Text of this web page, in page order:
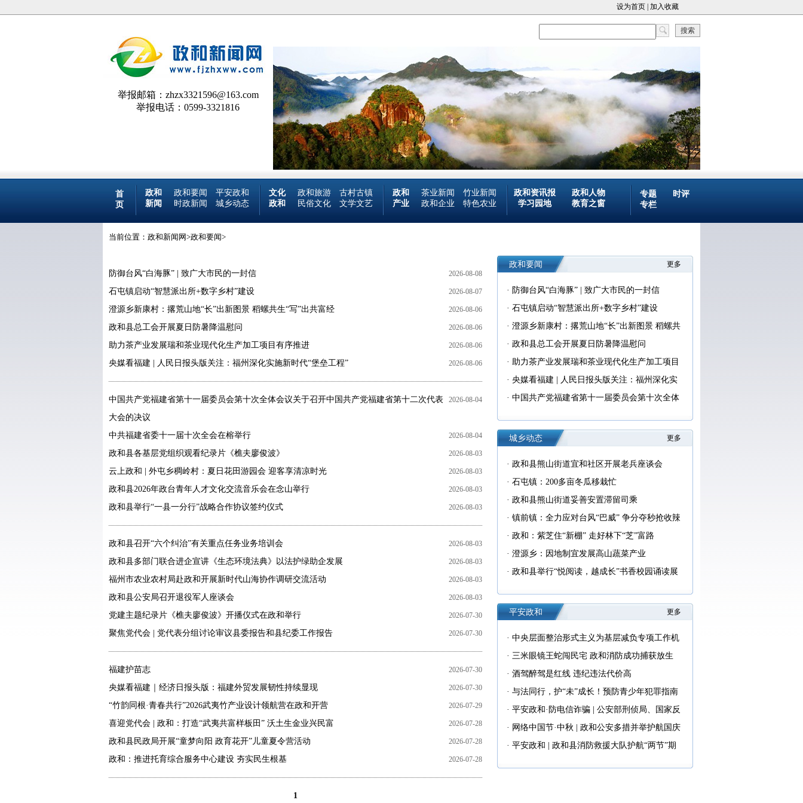
设为首页 加入收藏
搜索
举报邮箱：zhzx3321596@163.com
举报电话：0599-3321816
首
页
政和 政和要闻
平安政和
新闻
时政新闻 城乡动态
文化 政和旅游
古村古镇
政和
民俗文化 文学文艺
政和 茶业新闻
竹业新闻
产业
政和企业 特色农业
政和资讯报
政和人物
学习园地
教育之窗
专题
专栏
时评
当前位置： 政和新闻网>政和要闻>
2026-08-08
防御台风“白海豚” | 致广大市民的一封信
2026-08-07
石屯镇启动“智慧派出所+数字乡村”建设
2026-08-06
澄源乡新康村：撂荒山地“长”出新图景 稻螺共生“写”出共富经
2026-08-06
政和县总工会开展夏日防暑降温慰问
2026-08-06
助力茶产业发展瑞和茶业现代化生产加工项目有序推进
2026-08-06
央媒看福建 | 人民日报头版关注：福州深化实施新时代“堡垒工程”
2026-08-04
中国共产党福建省第十一届委员会第十次全体会议关于召开中国共产党福建省第十二次代表
大会的决议
2026-08-04
中共福建省委十一届十次全会在榕举行
2026-08-03
政和县各基层党组织观看纪录片《樵夫廖俊波》
2026-08-03
云上政和 | 外屯乡稠岭村：夏日花田游园会 迎客享清凉时光
2026-08-03
政和县2026年政台青年人才文化交流音乐会在念山举行
2026-08-03
政和县举行“一县一分行”战略合作协议签约仪式
2026-08-03
政和县召开“六个纠治”有关重点任务业务培训会
2026-08-03
政和县多部门联合进企宣讲《生态环境法典》以法护绿助企发展
2026-08-03
福州市农业农村局赴政和开展新时代山海协作调研交流活动
2026-08-03
政和县公安局召开退役军人座谈会
2026-07-30
党建主题纪录片《樵夫廖俊波》开播仪式在政和举行
2026-07-30
聚焦党代会 | 党代表分组讨论审议县委报告和县纪委工作报告
2026-07-30
福建护苗志
2026-07-30
央媒看福建｜经济日报头版：福建外贸发展韧性持续显现
2026-07-29
“竹韵同根·青春共行”2026武夷竹产业设计领航营在政和开营
2026-07-28
喜迎党代会 | 政和：打造“武夷共富样板田” 沃土生金业兴民富
2026-07-28
政和县民政局开展“童梦向阳 政育花开”儿童夏令营活动
2026-07-28
政和：推进托育综合服务中心建设 夯实民生根基
1
更多
政和要闻
· 防御台风“白海豚” | 致广大市民的一封信
· 石屯镇启动“智慧派出所+数字乡村”建设
· 澄源乡新康村：撂荒山地“长”出新图景 稻螺共
生“写”出共富经
· 政和县总工会开展夏日防暑降温慰问
· 助力茶产业发展瑞和茶业现代化生产加工项目
有序推进
· 央媒看福建 | 人民日报头版关注：福州深化实
施新时代“堡垒工程”
· 中国共产党福建省第十一届委员会第十次全体
会的决议
更多
城乡动态
· 政和县熊山街道宜和社区开展老兵座谈会
· 石屯镇：200多亩冬瓜移栽忙
· 政和县熊山街道妥善安置滞留司乘
· 镇前镇：全力应对台风“巴威” 争分夺秒抢收辣
椒
· 政和：紫芝住“新棚” 走好林下“芝”富路
· 澄源乡：因地制宜发展高山蔬菜产业
· 政和县举行“悦阅读，越成长”书香校园诵读展
更多
平安政和
· 中央层面整治形式主义为基层减负专项工作机
制办公室 中央纪委办公厅公开通报4起整治形式
主义为基层减负典型问题
· 三米眼镜王蛇闯民宅 政和消防成功捕获放生
· 酒驾醉驾是红线 违纪违法代价高
· 与法同行，护“未”成长！预防青少年犯罪指南
来了
· 平安政和·防电信诈骗 | 公安部刑侦局、国家反
诈中心联合发布《2025版防范电信网络诈骗宣传
手册》
· 网络中国节·中秋 | 政和公安多措并举护航国庆
中秋双节安全
· 平安政和 | 政和县消防救援大队护航“两节”期